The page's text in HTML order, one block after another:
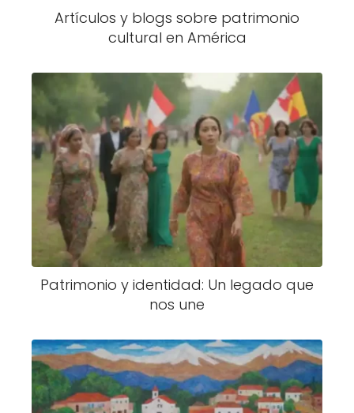
Artículos y blogs sobre patrimonio
cultural en América
Patrimonio y identidad: Un legado que
nos une